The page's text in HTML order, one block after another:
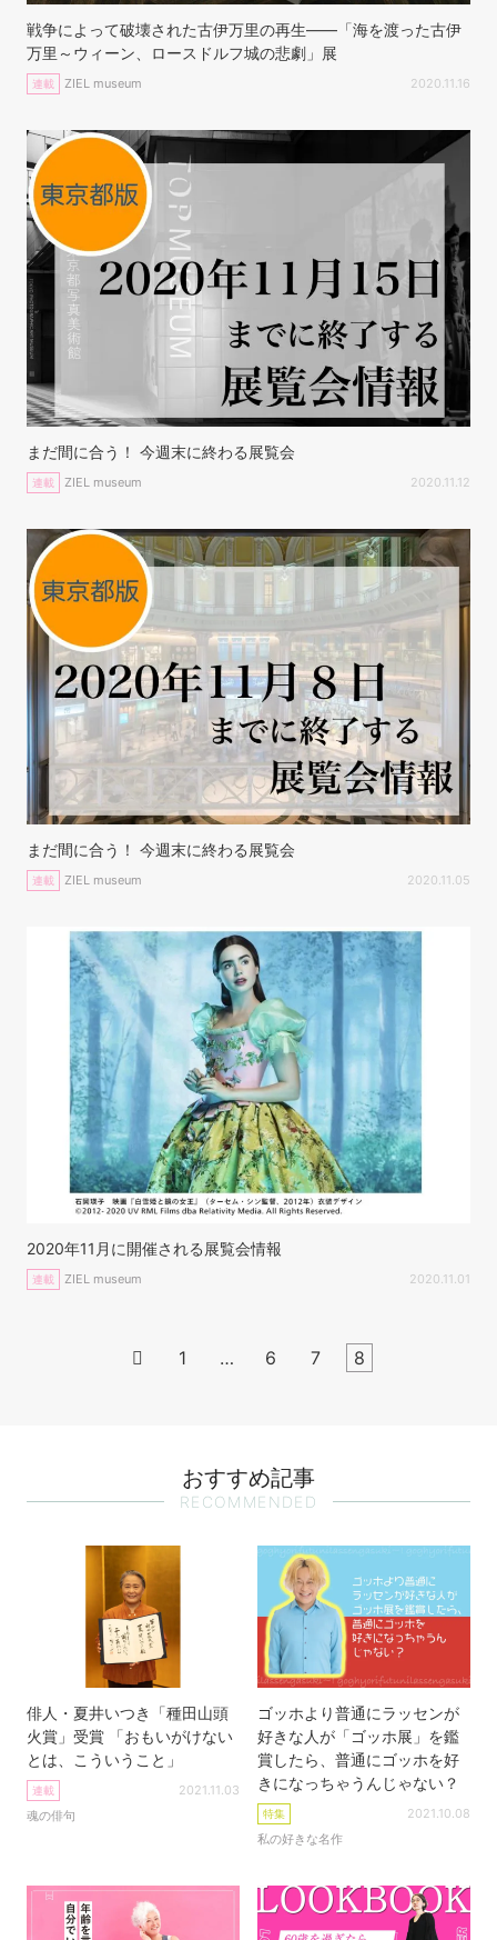
戦争によって破壊された古伊万里の再生――「海を渡った古伊
万里～ウィーン、ロースドルフ城の悲劇」展
連載 ZIEL museum 2020.11.16
まだ間に合う！ 今週末に終わる展覧会
連載 ZIEL museum 2020.11.12
まだ間に合う！ 今週末に終わる展覧会
連載 ZIEL museum 2020.11.05
2020年11月に開催される展覧会情報
連載 ZIEL museum 2020.11.01
 1 … 6 7 8
おすすめ記事
RECOMMENDED
俳人・夏井いつき「種田山頭
火賞」受賞 「おもいがけない
とは、こういうこと」
連載
魂の俳句
2021.11.03
ゴッホより普通にラッセンが
好きな人が「ゴッホ展」を鑑
賞したら、普通にゴッホを好
きになっちゃうんじゃない？
特集
私の好きな名作
2021.10.08